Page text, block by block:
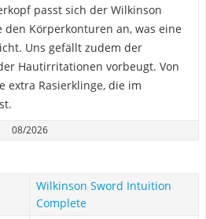
passt sich der Wilkinson
Körperkonturen an, was eine
Uns gefällt zudem der
Hautirritationen vorbeugt. Von
extra Rasierklinge, die im
08/2026
Wilkinson Sword Intuition
Complete